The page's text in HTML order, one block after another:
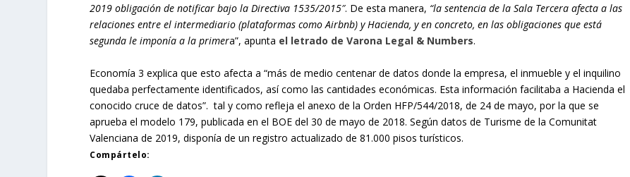
2019 obligación de notificar bajo la Directiva 1535/2015″. De esta manera, “la sentencia de la Sala Tercera afecta a las
relaciones entre el intermediario (plataformas como Airbnb) y Hacienda, y en concreto, en las obligaciones que está
segunda le imponía a la primera”, apunta el letrado de Varona Legal & Numbers.
Economía 3 explica que esto afecta a “más de medio centenar de datos donde la empresa, el inmueble y el inquilino
quedaba perfectamente identificados, así como las cantidades económicas. Esta información facilitaba a Hacienda el
conocido cruce de datos”. tal y como refleja el anexo de la Orden HFP/544/2018, de 24 de mayo, por la que se
aprueba el modelo 179, publicada en el BOE del 30 de mayo de 2018. Según datos de Turisme de la Comunitat
Valenciana de 2019, disponía de un registro actualizado de 81.000 pisos turísticos.
Compártelo: